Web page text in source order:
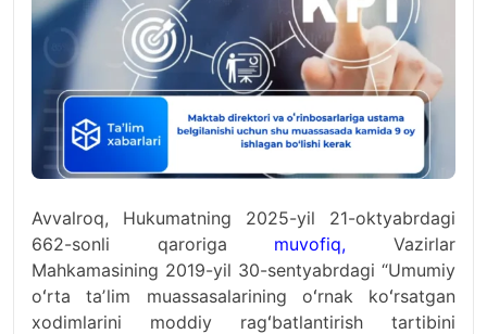
Avvalroq, Hukumatning 2025-yil 21-oktyabrdagi
662-sonli qaroriga
muvofiq, Vazirlar
Mahkamasining 2019-yil 30-sentyabrdagi “Umumiy
oʻrta taʼlim muassasalarining oʻrnak koʻrsatgan
xodimlarini moddiy ragʻbatlantirish tartibini